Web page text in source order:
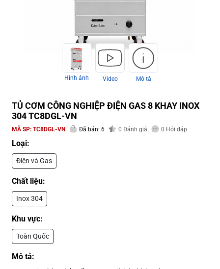
Hình ảnh Video Mô tả
TỦ CƠM CÔNG NGHIỆP ĐIỆN GAS 8 KHAY INOX
304 TC8DGL-VN
MÃ SP: TC8DGL-VN Đã bán: 6 0 Đánh giá 0 Hỏi đáp
Loại:
Điện và Gas
Chất liệu:
Inox 304
Khu vực:
Toàn Quốc
Mô tả: